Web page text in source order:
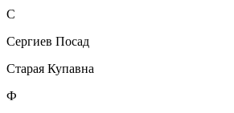
С
Сергиев Посад
Старая Купавна
Ф